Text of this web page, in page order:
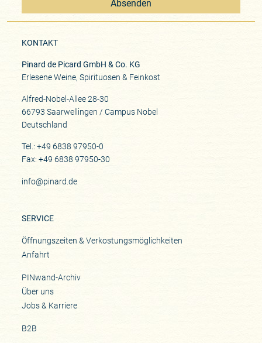
Absenden
KONTAKT
Pinard de Picard GmbH & Co. KG
Erlesene Weine, Spirituosen & Feinkost
Alfred-Nobel-Allee 28-30
66793 Saarwellingen / Campus Nobel
Deutschland
Tel.: +49 6838 97950-0
Fax: +49 6838 97950-30
info@pinard.de
SERVICE
Öffnungszeiten & Verkostungsmöglichkeiten
Anfahrt
PINwand-Archiv
Über uns
Jobs & Karriere
B2B